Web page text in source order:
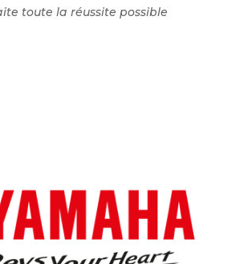
toute la réussite possible